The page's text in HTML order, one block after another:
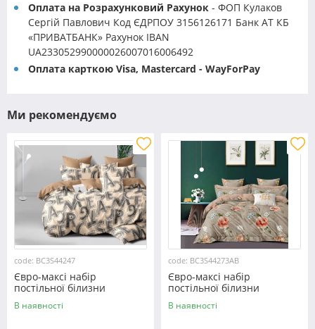
Оплата на Розрахунковий Рахунок - ФОП Кулаков
Сергій Павлович Код ЄДРПОУ 3156126171 Банк АТ КБ
«ПРИВАТБАНК» Рахунок IBAN
UA233052990000026007016006492
Оплата карткою Visa, Mastercard - WayForPay
Ми рекомендуємо
code: BC3S44247
Євро-максі набір
постільної білизни
200*220 із Сатину №44247
Черешенка™
В наявності
code: BC3S44273AB
Євро-максі набір
постільної білизни
200*220 із Сатину
№44273AB Черешенка™
В наявності